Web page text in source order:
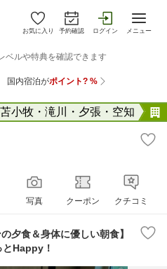
お気に入り 予約確認 ログイン メニュー
小牧・滝川・夕張・空知
写真 クーポン クチコミ
夕食＆身体に優しい朝食】
Happy！